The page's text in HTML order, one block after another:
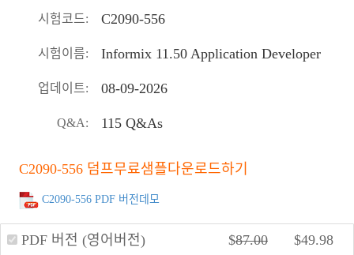
시험코드: C2090-556
시험이름: Informix 11.50 Application Developer
업데이트: 08-09-2026
Q&A: 115 Q&As
C2090-556 덤프무료샘플다운로드하기
C2090-556 PDF 버전데모
PDF 버전 (영어버전) $87.00 $49.98